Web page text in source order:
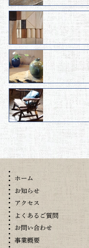
ホーム
お知らせ
アクセス
よくあるご質問
お問い合わせ
事業概要